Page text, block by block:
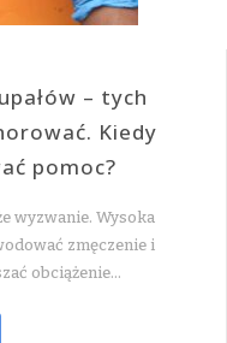
– tych
Kiedy
pomoc?
wyzwanie. Wysoka
zmęczenie i
obciążenie…